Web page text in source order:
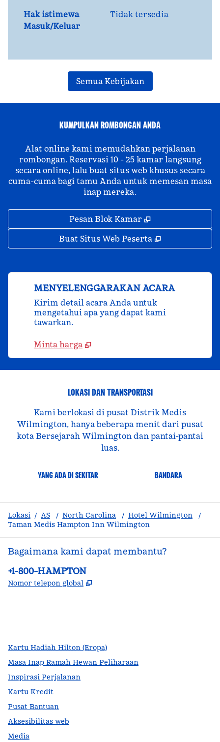
Hak istimewa
Masuk/Keluar
Tidak tersedia
Semua Kebijakan
KUMPULKAN ROMBONGAN ANDA
Alat online kami memudahkan perjalanan
rombongan. Reservasi 10 - 25 kamar langsung
secara online, lalu buat situs web khusus secara
cuma-cuma bagi tamu Anda untuk memesan masa
inap mereka.
Pesan Blok Kamar ,
Buat Situs Web Peserta ,
MENYELENGGARAKAN ACARA
Kirim detail acara Anda untuk
mengetahui apa yang dapat kami
tawarkan.
Minta harga
LOKASI DAN TRANSPORTASI
Kami berlokasi di pusat Distrik Medis
Wilmington, hanya beberapa menit dari pusat
kota Bersejarah Wilmington dan pantai-pantai
luas.
YANG ADA DI SEKITAR BANDARA
Lokasi / AS / North Carolina / Hotel Wilmington
/
Taman Medis Hampton Inn Wilmington
Bagaimana kami dapat membantu?
Telepon:
+1-800-HAMPTON
Nomor telepon global ,
Kartu Hadiah Hilton (Eropa)
Masa Inap Ramah Hewan Peliharaan
Inspirasi Perjalanan
Kartu Kredit
Pusat Bantuan
Aksesibilitas web
Media